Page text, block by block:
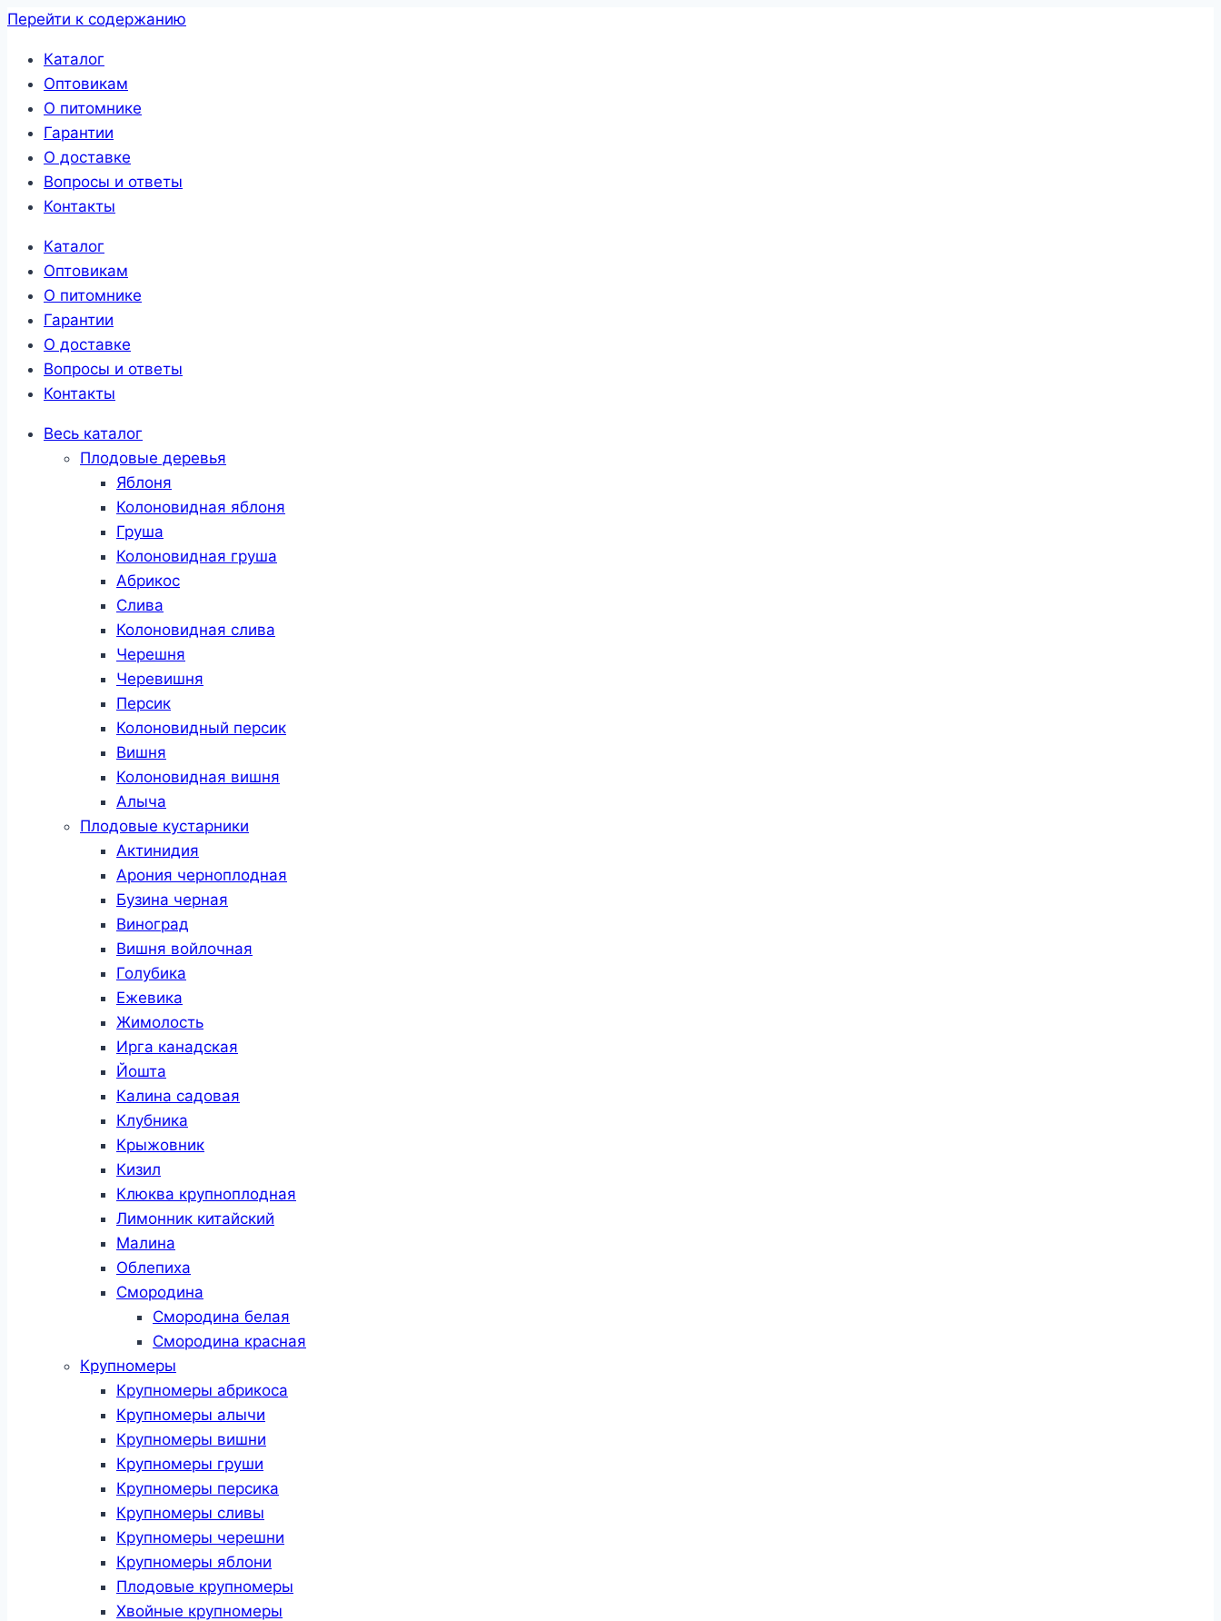
Перейти к содержанию
Каталог
Оптовикам
О питомнике
Гарантии
О доставке
Вопросы и ответы
Контакты
Каталог
Оптовикам
О питомнике
Гарантии
О доставке
Вопросы и ответы
Контакты
Весь каталог
Плодовые деревья
Яблоня
Колоновидная яблоня
Груша
Колоновидная груша
Абрикос
Слива
Колоновидная слива
Черешня
Черевишня
Персик
Колоновидный персик
Вишня
Колоновидная вишня
Алыча
Плодовые кустарники
Актинидия
Арония черноплодная
Бузина черная
Виноград
Вишня войлочная
Голубика
Ежевика
Жимолость
Ирга канадская
Йошта
Калина садовая
Клубника
Крыжовник
Кизил
Клюква крупноплодная
Лимонник китайский
Малина
Облепиха
Смородина
Смородина белая
Смородина красная
Крупномеры
Крупномеры абрикоса
Крупномеры алычи
Крупномеры вишни
Крупномеры груши
Крупномеры персика
Крупномеры сливы
Крупномеры черешни
Крупномеры яблони
Плодовые крупномеры
Хвойные крупномеры